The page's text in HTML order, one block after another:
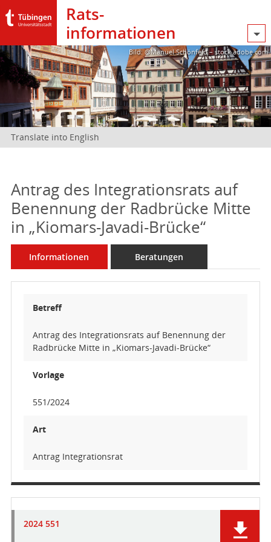
Rats­
informationen
Bild: @Manuel Schönfeld – stock.adobe.com
Translate into English
Antrag des Integrationsrats auf
Benennung der Radbrücke Mitte
in „Kiomars-Javadi-Brücke“
Informationen Beratungen
Betreff
Antrag des Integrationsrats auf Benennung der
Radbrücke Mitte in „Kiomars-Javadi-Brücke“
Vorlage
551/2024
Art
Antrag Integrationsrat
2024 551